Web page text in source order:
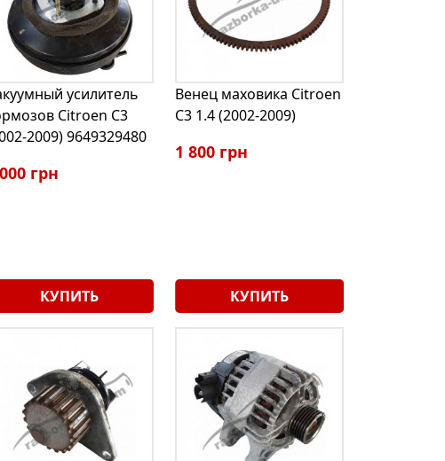
усилитель
Citroen C3
2009) 9649329480
грн
КУПИТЬ
Венец маховика Citroen
C3 1.4 (2002-2009)
1 800 грн
КУПИТЬ